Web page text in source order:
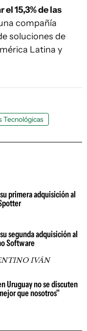
15,3% de las
compañía
soluciones de
Latina y
Tecnológicas
primera adquisición al
segunda adquisición al
Software
IVÁN
Uruguay no se discuten
que nosotros"